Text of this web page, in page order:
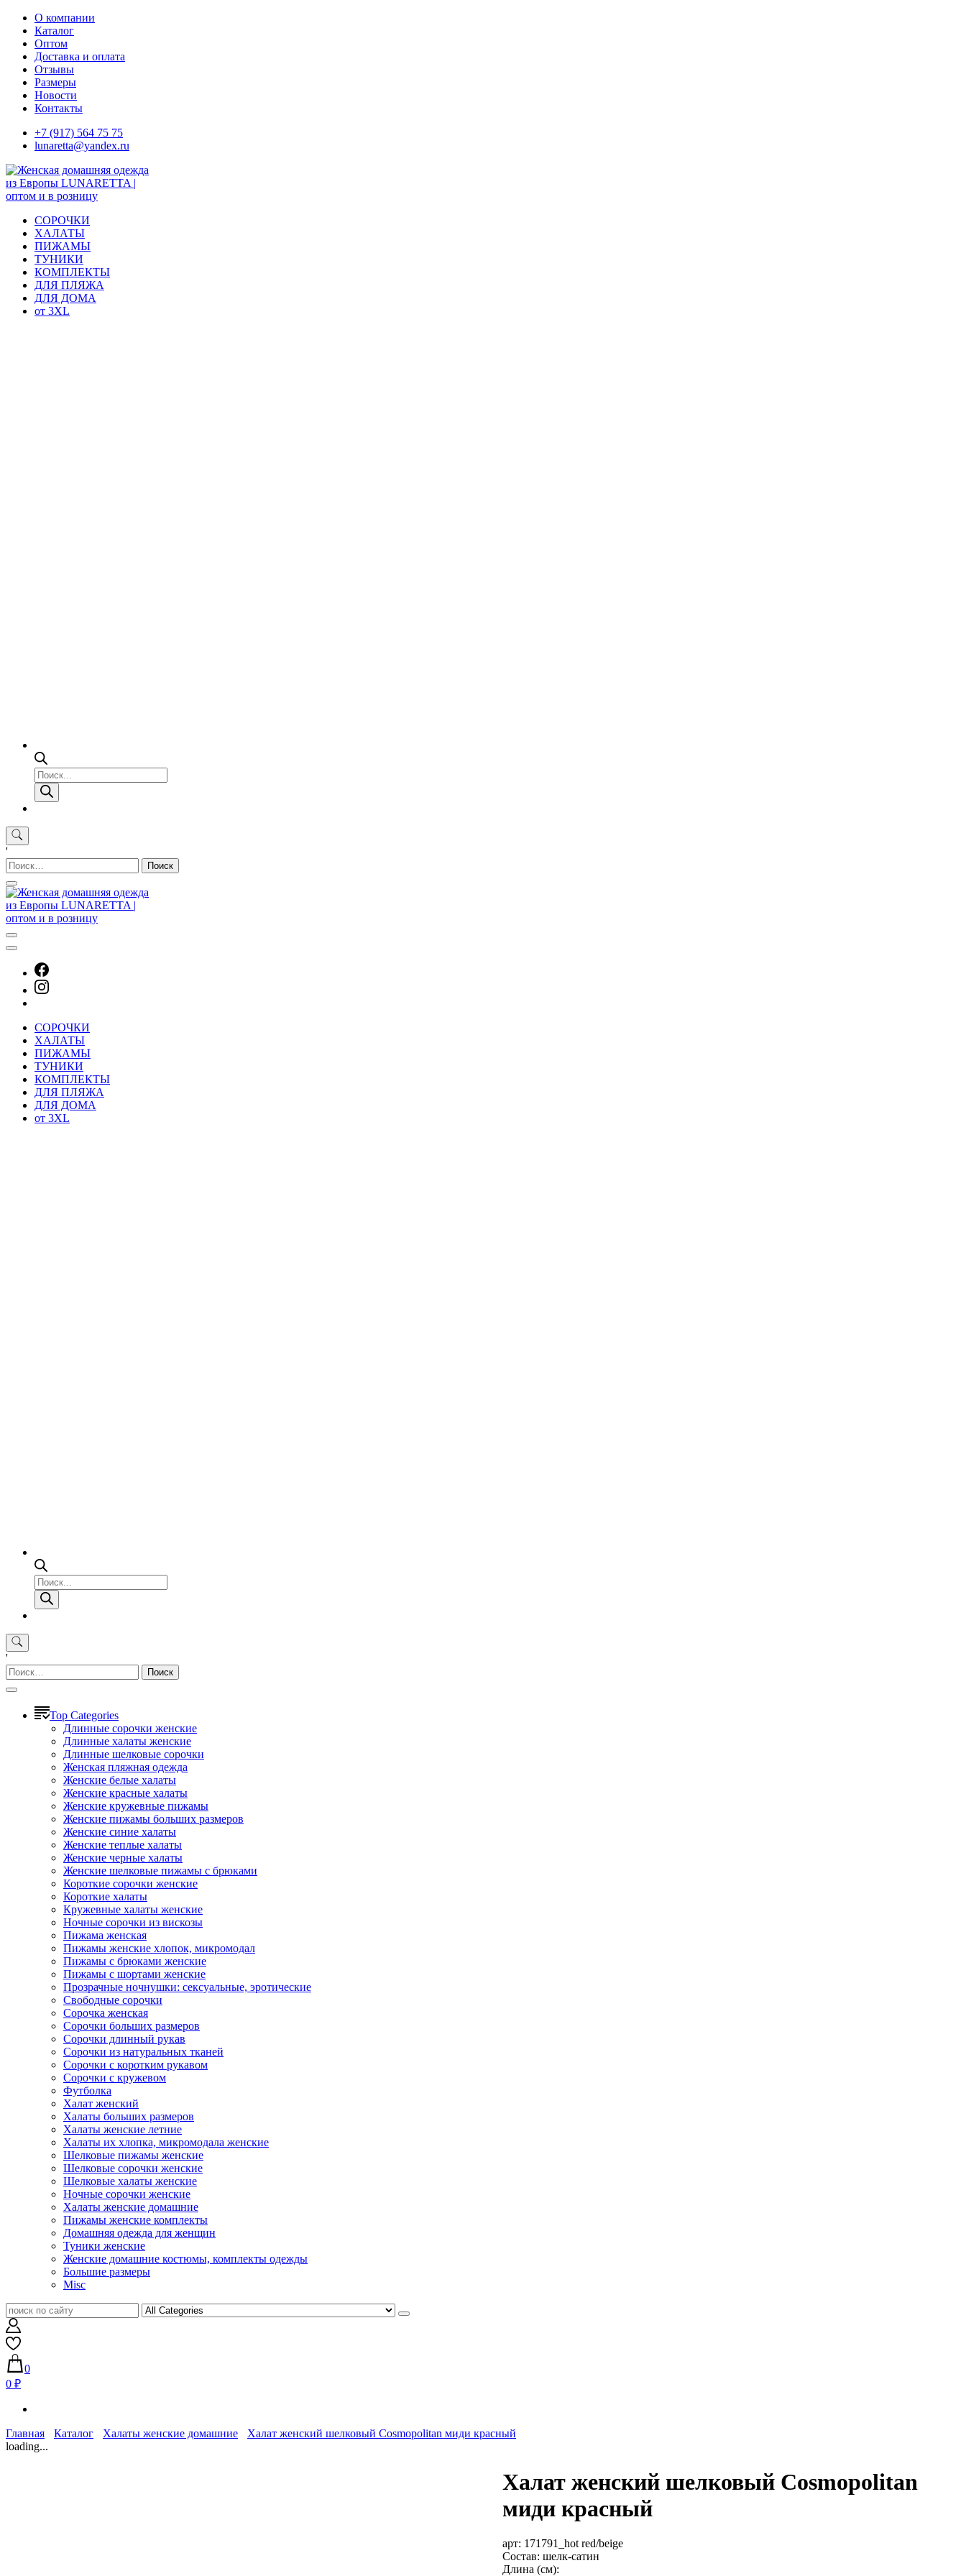
Skip
content
О компании
Каталог
Оптом
Доставка и оплата
Отзывы
Размеры
Новости
Контакты
+7 (917) 564 75 75
lunaretta@yandex.ru
СОРОЧКИ
ХАЛАТЫ
ПИЖАМЫ
ТУНИКИ
КОМПЛЕКТЫ
ДЛЯ ПЛЯЖА
ДЛЯ ДОМА
от 3XL
Поиск
товаров
'
Найти:
СОРОЧКИ
ХАЛАТЫ
ПИЖАМЫ
ТУНИКИ
КОМПЛЕКТЫ
ДЛЯ ПЛЯЖА
ДЛЯ ДОМА
от 3XL
Поиск
товаров
'
Найти:
Top Categories
Длинные сорочки женские
Длинные халаты женские
Длинные шелковые сорочки
Женская пляжная одежда
Женские белые халаты
Женские красные халаты
Женские кружевные пижамы
Женские пижамы больших размеров
Женские синие халаты
Женские теплые халаты
Женские черные халаты
Женские шелковые пижамы с брюками
Короткие сорочки женские
Короткие халаты
Кружевные халаты женские
Ночные сорочки из вискозы
Пижама женская
Пижамы женские хлопок, микромодал
Пижамы с брюками женские
Пижамы с шортами женские
Прозрачные ночнушки: сексуальные, эротические
Свободные сорочки
Сорочка женская
Сорочки больших размеров
Сорочки длинный рукав
Сорочки из натуральных тканей
Сорочки с коротким рукавом
Сорочки с кружевом
Футболка
Халат женский
Халаты больших размеров
Халаты женские летние
Халаты их хлопка, микромодала женские
Шелковые пижамы женские
Шелковые сорочки женские
Шелковые халаты женские
Ночные сорочки женские
Халаты женские домашние
Пижамы женские комплекты
Домашняя одежда для женщин
Туники женские
Женские домашние костюмы, комплекты одежды
Большие размеры
Misc
0
0 ₽
Главная Каталог Халаты женские домашние
Халат женский шелковый Cosmopolitan миди красный
loading...
Халат женский шелковый Cosmopolitan
миди красный
арт: 171791_hot red/beige
Состав: шелк-сатин
Длина (см):